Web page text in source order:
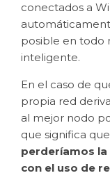
conectados a
posible en todo
inteligente.
En el caso de
propia red
al mejor nodo
que significa que
perderíamos la
con el uso de